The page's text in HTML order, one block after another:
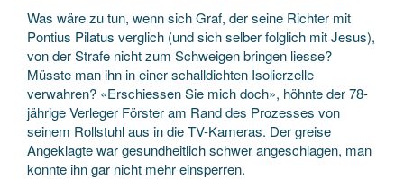
Was wäre zu tun, wenn sich Graf, der seine Richter mit
Pontius Pilatus verglich (und sich selber folglich mit Jesus),
von der Strafe nicht zum Schweigen bringen liesse?
Müsste man ihn in einer schalldichten Isolierzelle
verwahren? «Erschiessen Sie mich doch», höhnte der 78-
jährige Verleger Förster am Rand des Prozesses von
seinem Rollstuhl aus in die TV-Kameras. Der greise
Angeklagte war gesundheitlich schwer angeschlagen, man
konnte ihn gar nicht mehr einsperren.